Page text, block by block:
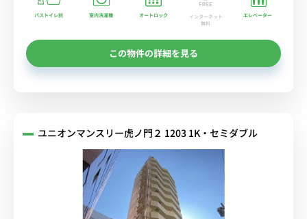
バストイレ別 室内洗濯機 オートロック
インターネット
無料
エレベーター
この物件の詳細を見る
ユニオンマンスリー虎ノ門２ 1203 1K・セミダブル